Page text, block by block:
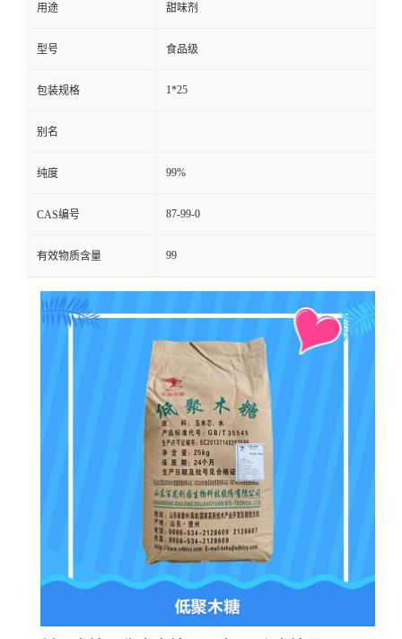
用途 甜味剂
型号 食品级
包装规格 1*25
别名
纯度 99%
CAS编号 87-99-0
有效物质含量 99